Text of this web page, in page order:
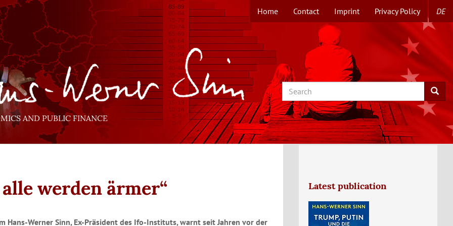
TOPMENUE
EN
Home Contact Imprint Privacy Policy DE
AND PUBLIC FINANCE
Search Search
werden ärmer“
Hans-Werner Sinn, Ex-Präsident des Ifo-Instituts, warnt seit Jahren vor der
Latest publication